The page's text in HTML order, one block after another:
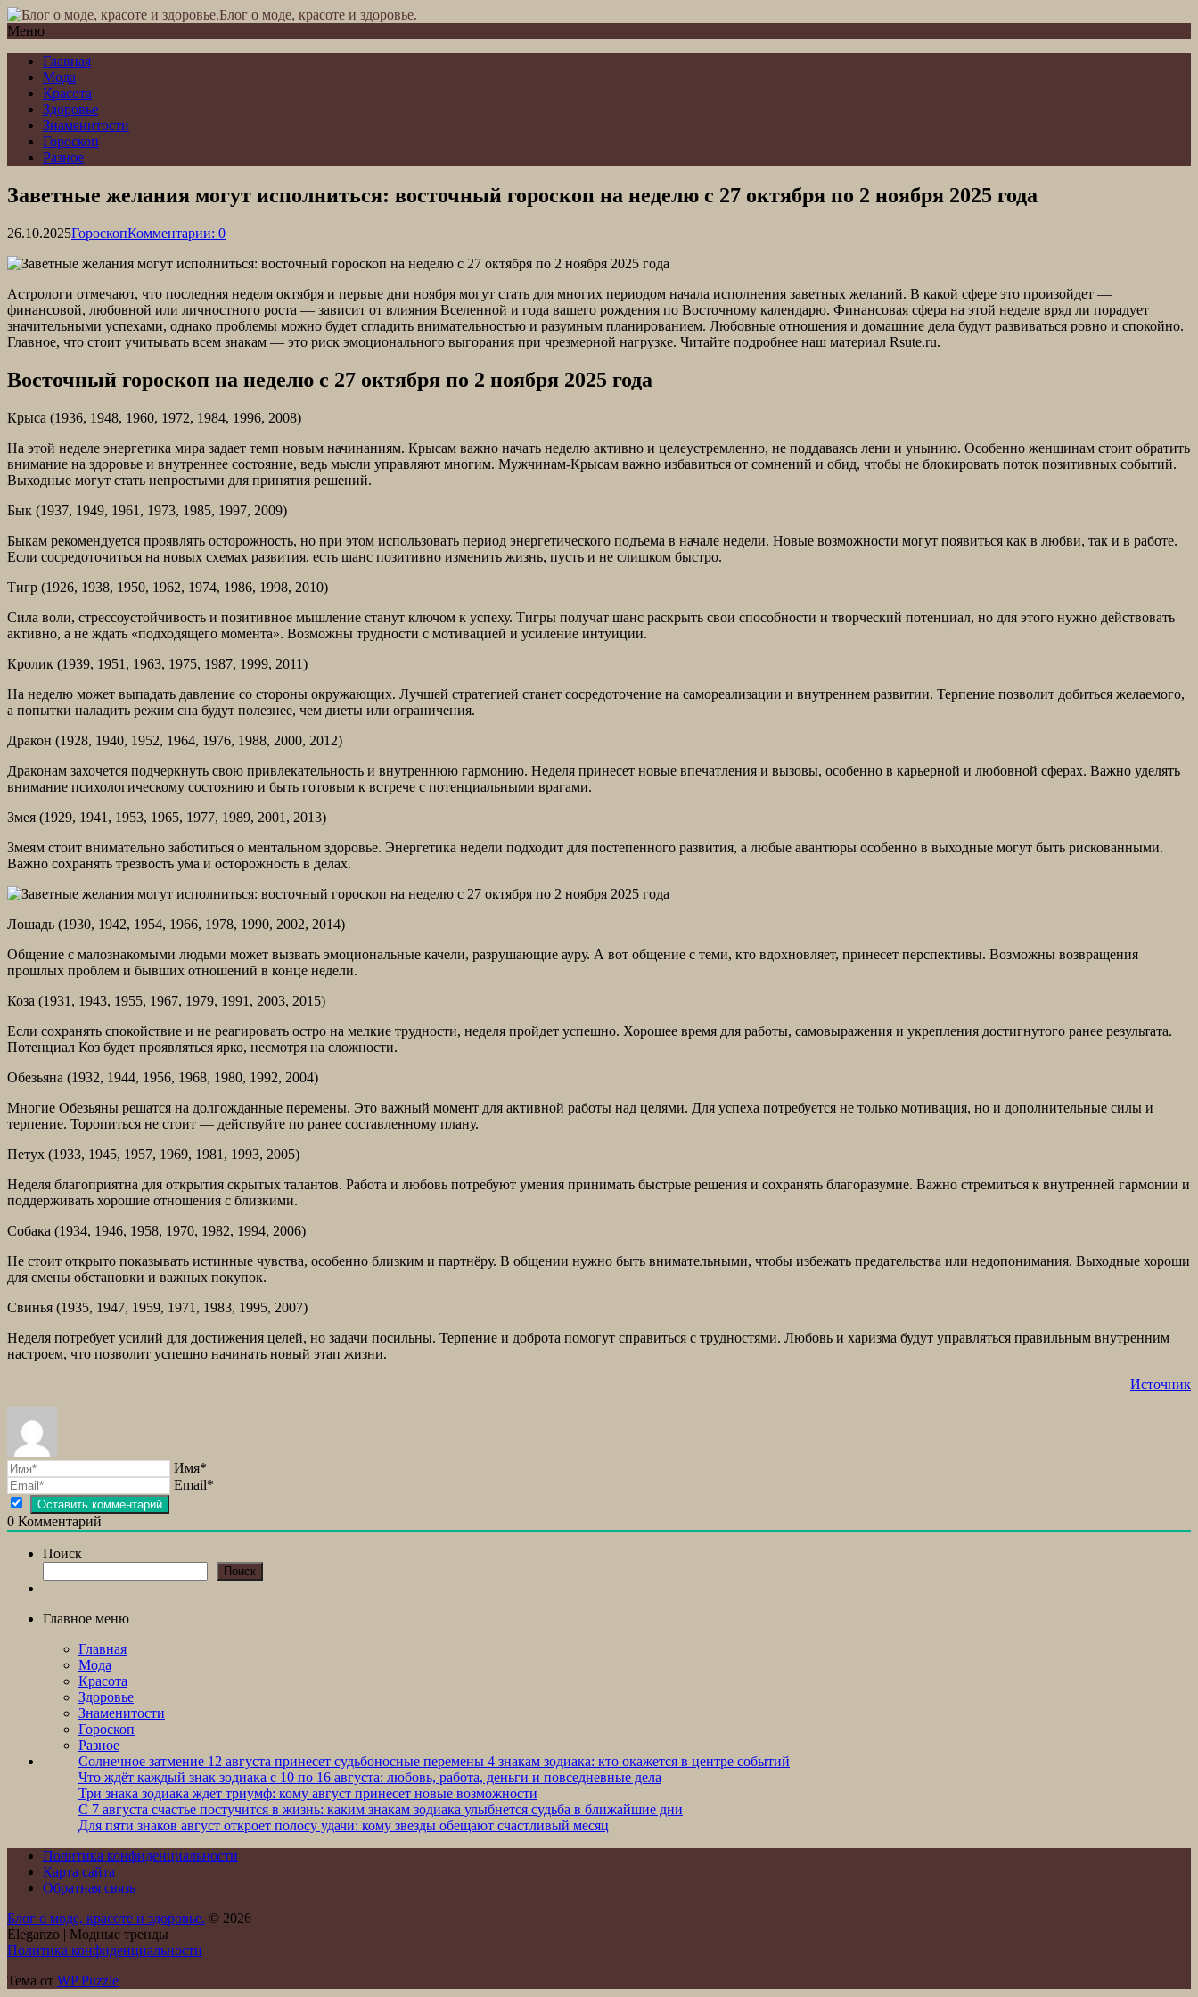
Блог о моде, красоте и здоровье.
Меню
Главная
Мода
Красота
Здоровье
Знаменитости
Гороскоп
Разное
Заветные желания могут исполниться: восточный гороскоп на неделю с 27 октября по 2 ноября 2025 года
26.10.2025ГороскопКомментарии: 0
Астрологи отмечают, что последняя неделя октября и первые дни ноября могут стать для многих периодом начала исполнения заветных желаний. В какой сфере это произойдет —
финансовой, любовной или личностного роста — зависит от влияния Вселенной и года вашего рождения по Восточному календарю. Финансовая сфера на этой неделе вряд ли порадует
значительными успехами, однако проблемы можно будет сгладить внимательностью и разумным планированием. Любовные отношения и домашние дела будут развиваться ровно и спокойно.
Главное, что стоит учитывать всем знакам — это риск эмоционального выгорания при чрезмерной нагрузке. Читайте подробнее наш материал Rsute.ru.
Восточный гороскоп на неделю с 27 октября по 2 ноября 2025 года
Крыса (1936, 1948, 1960, 1972, 1984, 1996, 2008)
На этой неделе энергетика мира задает темп новым начинаниям. Крысам важно начать неделю активно и целеустремленно, не поддаваясь лени и унынию. Особенно женщинам стоит обратить
внимание на здоровье и внутреннее состояние, ведь мысли управляют многим. Мужчинам-Крысам важно избавиться от сомнений и обид, чтобы не блокировать поток позитивных событий.
Выходные могут стать непростыми для принятия решений.
Бык (1937, 1949, 1961, 1973, 1985, 1997, 2009)
Быкам рекомендуется проявлять осторожность, но при этом использовать период энергетического подъема в начале недели. Новые возможности могут появиться как в любви, так и в работе.
Если сосредоточиться на новых схемах развития, есть шанс позитивно изменить жизнь, пусть и не слишком быстро.
Тигр (1926, 1938, 1950, 1962, 1974, 1986, 1998, 2010)
Сила воли, стрессоустойчивость и позитивное мышление станут ключом к успеху. Тигры получат шанс раскрыть свои способности и творческий потенциал, но для этого нужно действовать
активно, а не ждать «подходящего момента». Возможны трудности с мотивацией и усиление интуиции.
Кролик (1939, 1951, 1963, 1975, 1987, 1999, 2011)
На неделю может выпадать давление со стороны окружающих. Лучшей стратегией станет сосредоточение на самореализации и внутреннем развитии. Терпение позволит добиться желаемого,
а попытки наладить режим сна будут полезнее, чем диеты или ограничения.
Дракон (1928, 1940, 1952, 1964, 1976, 1988, 2000, 2012)
Драконам захочется подчеркнуть свою привлекательность и внутреннюю гармонию. Неделя принесет новые впечатления и вызовы, особенно в карьерной и любовной сферах. Важно уделять
внимание психологическому состоянию и быть готовым к встрече с потенциальными врагами.
Змея (1929, 1941, 1953, 1965, 1977, 1989, 2001, 2013)
Змеям стоит внимательно заботиться о ментальном здоровье. Энергетика недели подходит для постепенного развития, а любые авантюры особенно в выходные могут быть рискованными.
Важно сохранять трезвость ума и осторожность в делах.
Лошадь (1930, 1942, 1954, 1966, 1978, 1990, 2002, 2014)
Общение с малознакомыми людьми может вызвать эмоциональные качели, разрушающие ауру. А вот общение с теми, кто вдохновляет, принесет перспективы. Возможны возвращения
прошлых проблем и бывших отношений в конце недели.
Коза (1931, 1943, 1955, 1967, 1979, 1991, 2003, 2015)
Если сохранять спокойствие и не реагировать остро на мелкие трудности, неделя пройдет успешно. Хорошее время для работы, самовыражения и укрепления достигнутого ранее результата.
Потенциал Коз будет проявляться ярко, несмотря на сложности.
Обезьяна (1932, 1944, 1956, 1968, 1980, 1992, 2004)
Многие Обезьяны решатся на долгожданные перемены. Это важный момент для активной работы над целями. Для успеха потребуется не только мотивация, но и дополнительные силы и
терпение. Торопиться не стоит — действуйте по ранее составленному плану.
Петух (1933, 1945, 1957, 1969, 1981, 1993, 2005)
Неделя благоприятна для открытия скрытых талантов. Работа и любовь потребуют умения принимать быстрые решения и сохранять благоразумие. Важно стремиться к внутренней гармонии и
поддерживать хорошие отношения с близкими.
Собака (1934, 1946, 1958, 1970, 1982, 1994, 2006)
Не стоит открыто показывать истинные чувства, особенно близким и партнёру. В общении нужно быть внимательными, чтобы избежать предательства или недопонимания. Выходные хороши
для смены обстановки и важных покупок.
Свинья (1935, 1947, 1959, 1971, 1983, 1995, 2007)
Неделя потребует усилий для достижения целей, но задачи посильны. Терпение и доброта помогут справиться с трудностями. Любовь и харизма будут управляться правильным внутренним
настроем, что позволит успешно начинать новый этап жизни.
Источник
Имя*
Email*
0 Комментарий
Поиск
Поиск
Главное меню
Главная
Мода
Красота
Здоровье
Знаменитости
Гороскоп
Разное
Солнечное затмение 12 августа принесет судьбоносные перемены 4 знакам зодиака: кто окажется в центре событий
Что ждёт каждый знак зодиака с 10 по 16 августа: любовь, работа, деньги и повседневные дела
Три знака зодиака ждет триумф: кому август принесет новые возможности
С 7 августа счастье постучится в жизнь: каким знакам зодиака улыбнется судьба в ближайшие дни
Для пяти знаков август откроет полосу удачи: кому звезды обещают счастливый месяц
Политика конфиденциальности
Карта сайта
Обратная связь
Блог о моде, красоте и здоровье. © 2026
Eleganzo | Модные тренды
Политика конфиденциальности
Тема от WP Puzzle